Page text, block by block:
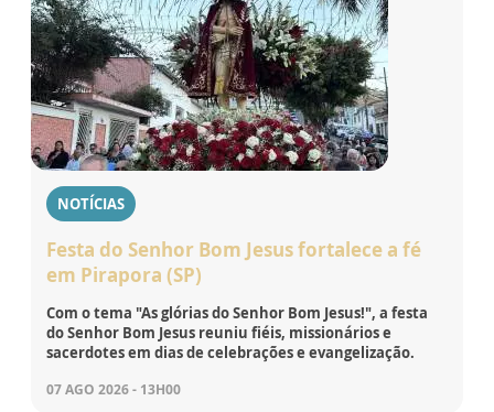
NOTÍCIAS
Festa do Senhor Bom Jesus fortalece a fé
em Pirapora (SP)
Com o tema "As glórias do Senhor Bom Jesus!", a festa
do Senhor Bom Jesus reuniu fiéis, missionários e
sacerdotes em dias de celebrações e evangelização.
07 AGO 2026 - 13H00